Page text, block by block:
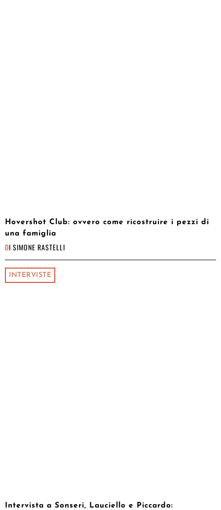
Hovershot Club: ovvero come ricostruire i pezzi di
una famiglia
DI SIMONE RASTELLI
INTERVISTE
Intervista a Sonseri, Lauciello e Piccardo: